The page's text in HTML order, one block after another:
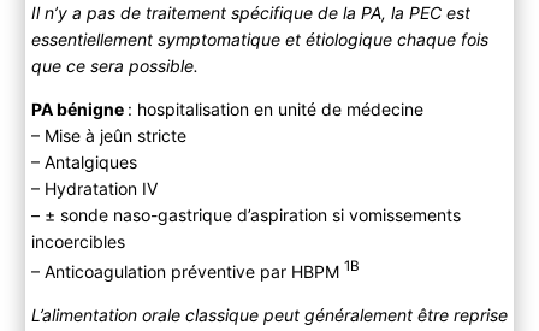
Il n’y a pas de traitement spécifique de la PA, la PEC est
essentiellement symptomatique et étiologique chaque fois
que ce sera possible.
PA bénigne : hospitalisation en unité de médecine
– Mise à jeûn stricte
– Antalgiques
– Hydratation IV
– ± sonde naso-gastrique d’aspiration si vomissements
incoercibles
– Anticoagulation préventive par HBPM 1B
L’alimentation orale classique peut généralement être reprise